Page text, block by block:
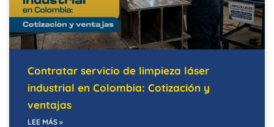
Contratar servicio de limpieza láser
industrial en Colombia: Cotización y
ventajas
LEE MÁS »